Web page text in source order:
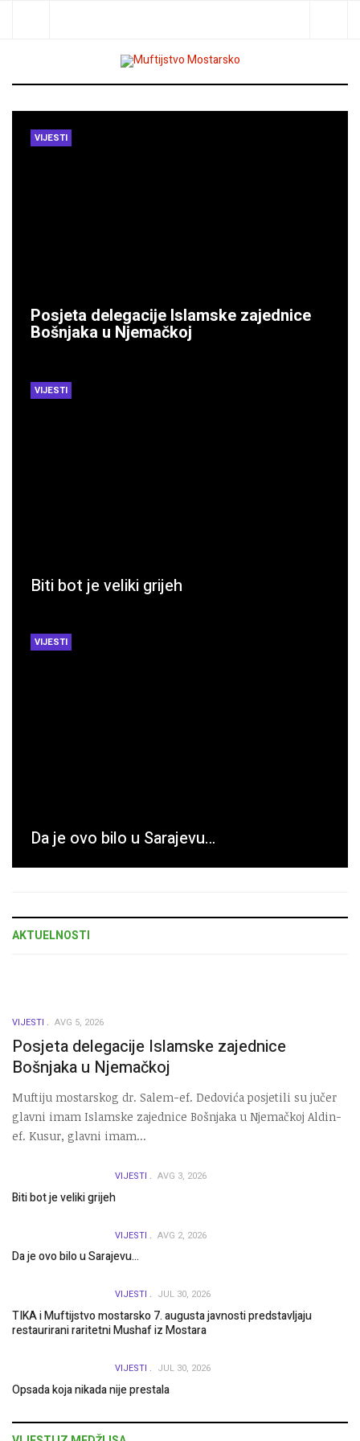
VIJESTI
Posjeta delegacije Islamske zajednice
Bošnjaka u Njemačkoj
VIJESTI
Biti bot je veliki grijeh
VIJESTI
Da je ovo bilo u Sarajevu…
AKTUELNOSTI
VIJESTI AVG 5, 2026
Posjeta delegacije Islamske zajednice
Bošnjaka u Njemačkoj
Muftiju mostarskog dr. Salem-ef. Dedovića posjetili su jučer
glavni imam Islamske zajednice Bošnjaka u Njemačkoj Aldin-
ef. Kusur, glavni imam...
VIJESTI AVG 3, 2026
Biti bot je veliki grijeh
VIJESTI AVG 2, 2026
Da je ovo bilo u Sarajevu…
VIJESTI JUL 30, 2026
TIKA i Muftijstvo mostarsko 7. augusta javnosti predstavljaju
restaurirani raritetni Mushaf iz Mostara
VIJESTI JUL 30, 2026
Opsada koja nikada nije prestala